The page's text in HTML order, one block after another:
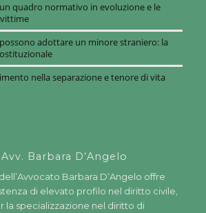
quadro normativo in evoluzione e le
adottare un minore straniero: la
nella separazione e tenore di vita
Barbara D’Angelo
Barbara D’Angelo offre
di elevato profilo nel diritto civile,
la specializzazione nel diritto di